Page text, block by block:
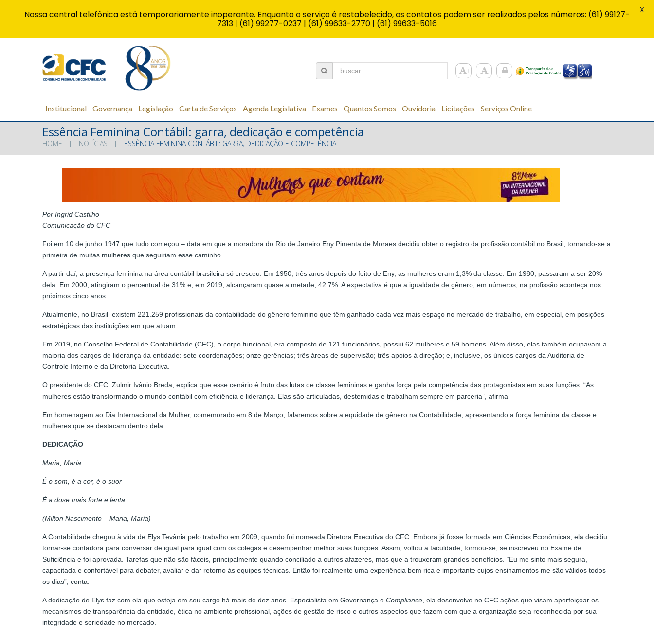
Institucional Governança Legislação Carta de Serviços Agenda Legislativa Exames Quantos Somos Ouvidoria Licitações Serviços Online
Essência Feminina Contábil: garra, dedicação e competência
HOME NOTÍCIAS ESSÊNCIA FEMININA CONTÁBIL: GARRA, DEDICAÇÃO E COMPETÊNCIA
Por Ingrid Castilho
Comunicação do CFC
Foi em 10 de junho 1947 que tudo começou – data em que a moradora do Rio de Janeiro Eny Pimenta de Moraes decidiu obter o registro da profissão contábil no Brasil, tornando-se a
primeira de muitas mulheres que seguiriam esse caminho.
A partir daí, a presença feminina na área contábil brasileira só cresceu. Em 1950, três anos depois do feito de Eny, as mulheres eram 1,3% da classe. Em 1980, passaram a ser 20%
dela. Em 2000, atingiram o percentual de 31% e, em 2019, alcançaram quase a metade, 42,7%. A expectativa é que a igualdade de gênero, em números, na profissão aconteça nos
próximos cinco anos.
Atualmente, no Brasil, existem 221.259 profissionais da contabilidade do gênero feminino que têm ganhado cada vez mais espaço no mercado de trabalho, em especial, em posições
estratégicas das instituições em que atuam.
Em 2019, no Conselho Federal de Contabilidade (CFC), o corpo funcional, era composto de 121 funcionários, possui 62 mulheres e 59 homens. Além disso, elas também ocupavam a
maioria dos cargos de liderança da entidade: sete coordenações; onze gerências; três áreas de supervisão; três apoios à direção; e, inclusive, os únicos cargos da Auditoria de
Controle Interno e da Diretoria Executiva.
O presidente do CFC, Zulmir Ivânio Breda, explica que esse cenário é fruto das lutas de classe femininas e ganha força pela competência das protagonistas em suas funções. “As
mulheres estão transformando o mundo contábil com eficiência e liderança. Elas são articuladas, destemidas e trabalham sempre em parceria”, afirma.
Em homenagem ao Dia Internacional da Mulher, comemorado em 8 de Março, falaremos sobre a equidade de gênero na Contabilidade, apresentando a força feminina da classe e
mulheres que se destacam dentro dela.
DEDICAÇÃO
Maria, Maria
É o som, é a cor, é o suor
É a dose mais forte e lenta
(Milton Nascimento – Maria, Maria)
A Contabilidade chegou à vida de Elys Tevânia pelo trabalho em 2009, quando foi nomeada Diretora Executiva do CFC. Embora já fosse formada em Ciências Econômicas, ela decidiu
tornar-se contadora para conversar de igual para igual com os colegas e desempenhar melhor suas funções. Assim, voltou à faculdade, formou-se, se inscreveu no Exame de
Suficiência e foi aprovada. Tarefas que não são fáceis, principalmente quando conciliado a outros afazeres, mas que a trouxeram grandes benefícios. “Eu me sinto mais segura,
capacitada e confortável para debater, avaliar e dar retorno às equipes técnicas. Então foi realmente uma experiência bem rica e importante cujos ensinamentos me são válidos todos
os dias”, conta.
A dedicação de Elys faz com ela que esteja em seu cargo há mais de dez anos. Especialista em Governança e Compliance, ela desenvolve no CFC ações que visam aperfeiçoar os
mecanismos de transparência da entidade, ética no ambiente profissional, ações de gestão de risco e outros aspectos que fazem com que a organização seja reconhecida por sua
integridade e seriedade no mercado.
Nossa central telefônica está temporariamente inoperante. Enquanto o serviço é restabelecido, os contatos podem ser realizados pelos números: (61) 99127-
7313 | (61) 99277-0237 | (61) 99633-2770 | (61) 99633-5016
X